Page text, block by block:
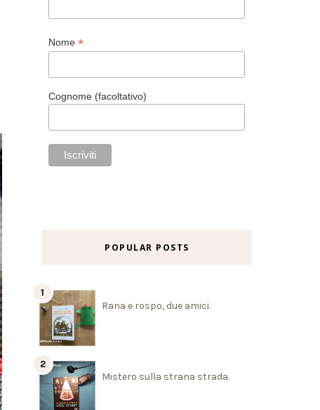
Nome *
Cognome (facoltativo)
POPULAR POSTS
Rana e rospo, due amici.
Mistero sulla strana strada.